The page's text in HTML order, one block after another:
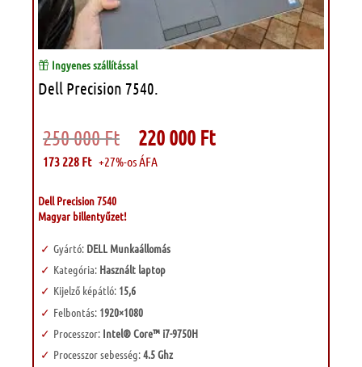
Ingyenes szállítással
Dell Precision 7540.
250 000Ft Original
price
was:
250
220 000 Ft
173 228 Ft +27%-os ÁFA
Dell Precision 7540
Magyar billentyűzet!
Gyártó: DELL Munkaállomás
Kategória: Használt laptop
Kijelző képátló: 15,6
Felbontás: 1920×1080
Processzor:Intel® Core™ i7-9750H
Processzor sebesség:4.5 Ghz